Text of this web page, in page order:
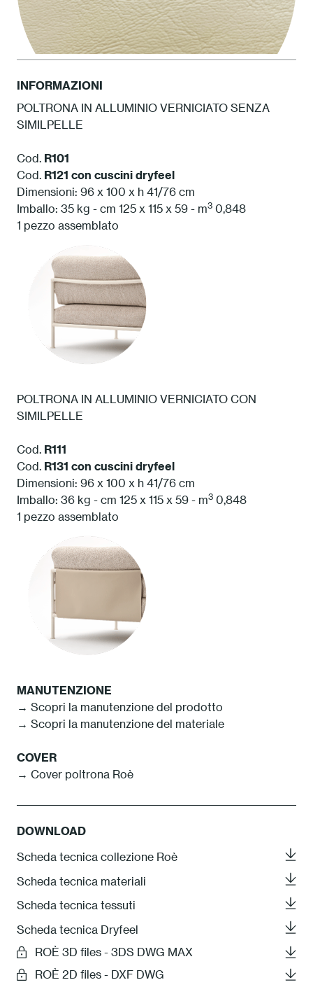
INFORMAZIONI
POLTRONA IN ALLUMINIO VERNICIATO SENZA
SIMILPELLE
Cod. R101
Cod. R121 con cuscini dryfeel
Dimensioni: 96 x 100 x h 41/76 cm
Imballo: 35 kg - cm 125 x 115 x 59 - m3 0,848
1 pezzo assemblato
POLTRONA IN ALLUMINIO VERNICIATO CON
SIMILPELLE
Cod. R111
Cod. R131 con cuscini dryfeel
Dimensioni: 96 x 100 x h 41/76 cm
Imballo: 36 kg - cm 125 x 115 x 59 - m3 0,848
1 pezzo assemblato
MANUTENZIONE
→ Scopri la manutenzione del prodotto
→ Scopri la manutenzione del materiale
COVER
→ Cover poltrona Roè
DOWNLOAD
Scheda tecnica collezione Roè
Scheda tecnica materiali
Scheda tecnica tessuti
Scheda tecnica Dryfeel
ROÈ 3D files - 3DS DWG MAX
ROÈ 2D files - DXF DWG